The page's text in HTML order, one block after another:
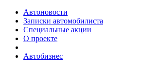
Автоновости
Записки автомобилиста
Специальные акции
О проекте
Автобизнес